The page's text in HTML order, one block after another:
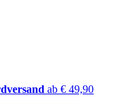
ab € 49,90